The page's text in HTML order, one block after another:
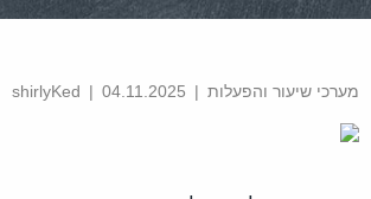
מערכי שיעור והפעלות |
| 04.11.2025